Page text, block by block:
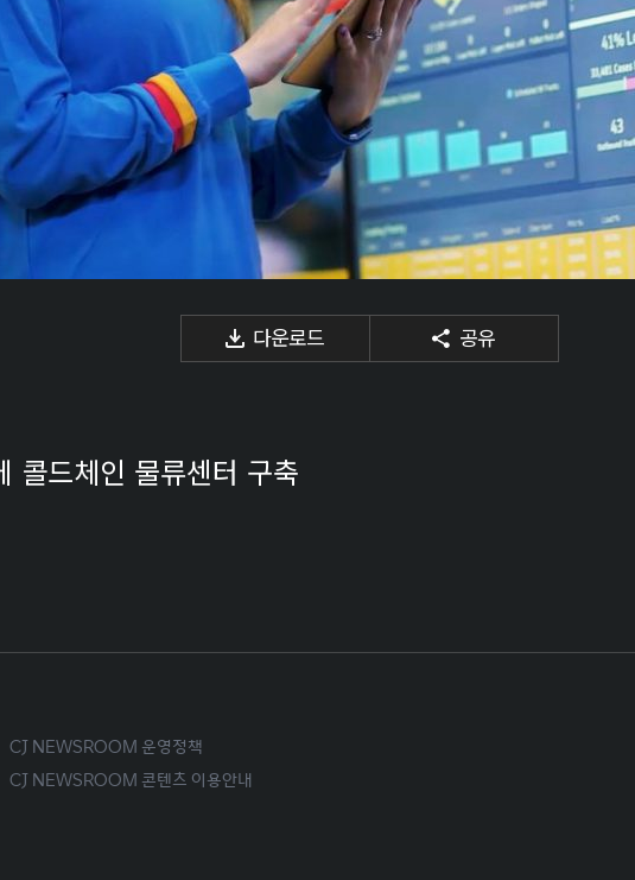
다운로드 공유
콜드체인 물류센터 구축
CJ NEWSROOM 운영정책
CJ NEWSROOM 콘텐츠 이용안내